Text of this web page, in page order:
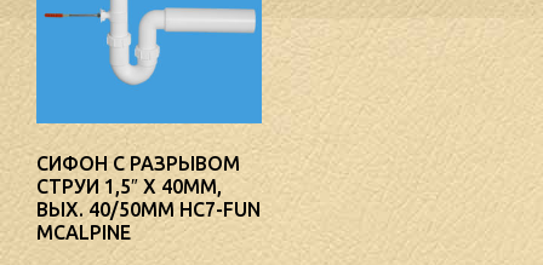
СИФОН С РАЗРЫВОМ
СТРУИ 1,5″ Х 40ММ,
ВЫХ. 40/50ММ HC7-FUN
MCALPINE